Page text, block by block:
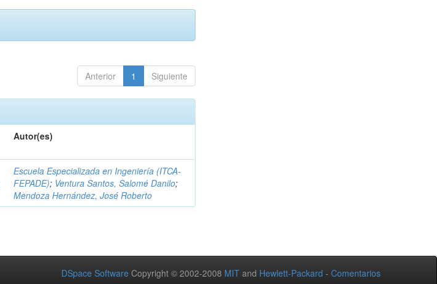
Anterior 1 Siguiente
Autor(es)
Escuela Especializada en Ingeniería (ITCA-
FEPADE); Ventura Santos, Salomé Danilo;
Mendoza Hernández, José Roberto
DSpace Software Copyright © 2002-2008 MIT and Hewlett-Packard - Comentarios